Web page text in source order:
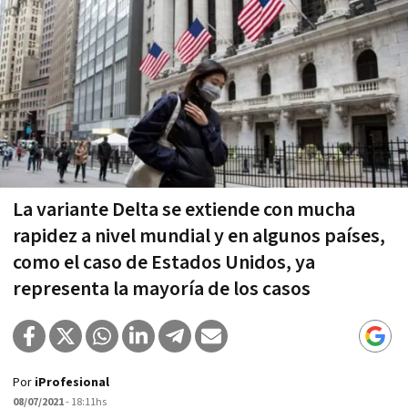
La variante Delta se extiende con mucha
rapidez a nivel mundial y en algunos países,
como el caso de Estados Unidos, ya
representa la mayoría de los casos
Por iProfesional
08/07/2021- 18:11hs